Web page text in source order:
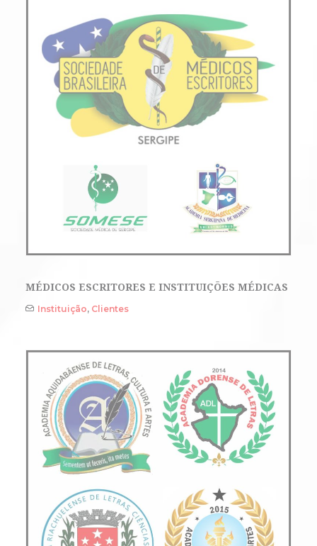
MÉDICOS ESCRITORES E INSTITUIÇÕES MÉDICAS
Instituição, Clientes